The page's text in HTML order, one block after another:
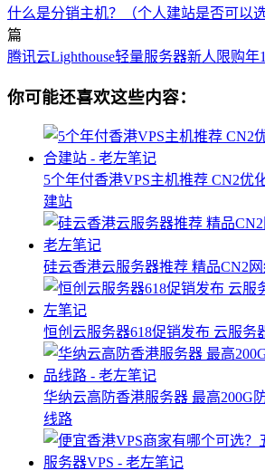
什么是分销主机？（个人建站是否可以
篇
腾讯云Lighthouse轻量服务器新人限购年
你可能还喜欢这些内容：
5个年付香港VPS主机推荐 CN2优
建站
硅云香港云服务器推荐 精品CN2
恒创云服务器618促销发布 云服务
华纳云高防香港服务器 最高200G
线路